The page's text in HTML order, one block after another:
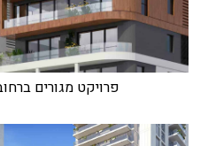
פרויקט מגורים